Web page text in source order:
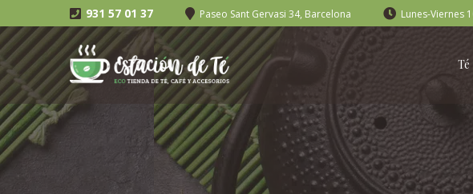
931 57 01 37 Paseo Sant Gervasi 34, Barcelona Lunes-Viernes
Té